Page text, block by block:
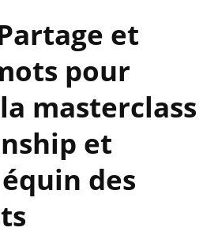
et
pour
masterclass
et
des